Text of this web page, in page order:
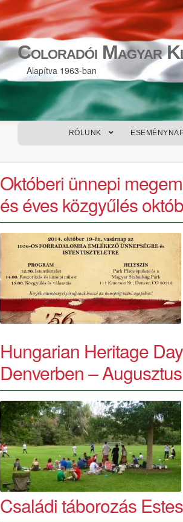
Skip
to
navigation
Skip
to
content
Coloradói Magyar
Alapítva 1963-ban
RÓLUNK
Októberi ünnepi
és éves közgyűlés
Hungarian Heritage
Denverben –
Családi táborozás